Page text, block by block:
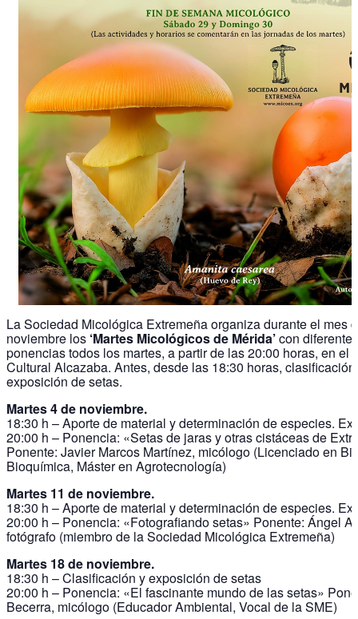
La Sociedad Micológica Extremeña organiza durante el mes
noviembre los ‘Martes Micológicos de Mérida’con diferentes
ponencias todos los martes, a partir de las 20:00 horas, en el
Cultural Alcazaba. Antes, desde las 18:30 horas,
exposición de setas.
Martes 4 de noviembre.
18:30 h – Aporte de material y determinación de especies.
20:00 h – Ponencia: «Setas de jaras y otras cistáceas de
Ponente: Javier Marcos Martínez, micólogo (Licenciado en
Bioquímica, Máster en Agrotecnología)
Martes 11 de noviembre.
18:30 h – Aporte de material y determinación de especies.
20:00 h – Ponencia: «Fotografiando setas» Ponente: Ángel
fotógrafo (miembro de la Sociedad Micológica Extremeña)
Martes 18 de noviembre.
18:30 h – Clasificación y exposición de setas
20:00 h – Ponencia: «El fascinante mundo de las setas»
Becerra, micólogo (Educador Ambiental, Vocal de la SME)